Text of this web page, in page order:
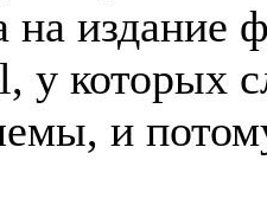
на издание
у которых
и